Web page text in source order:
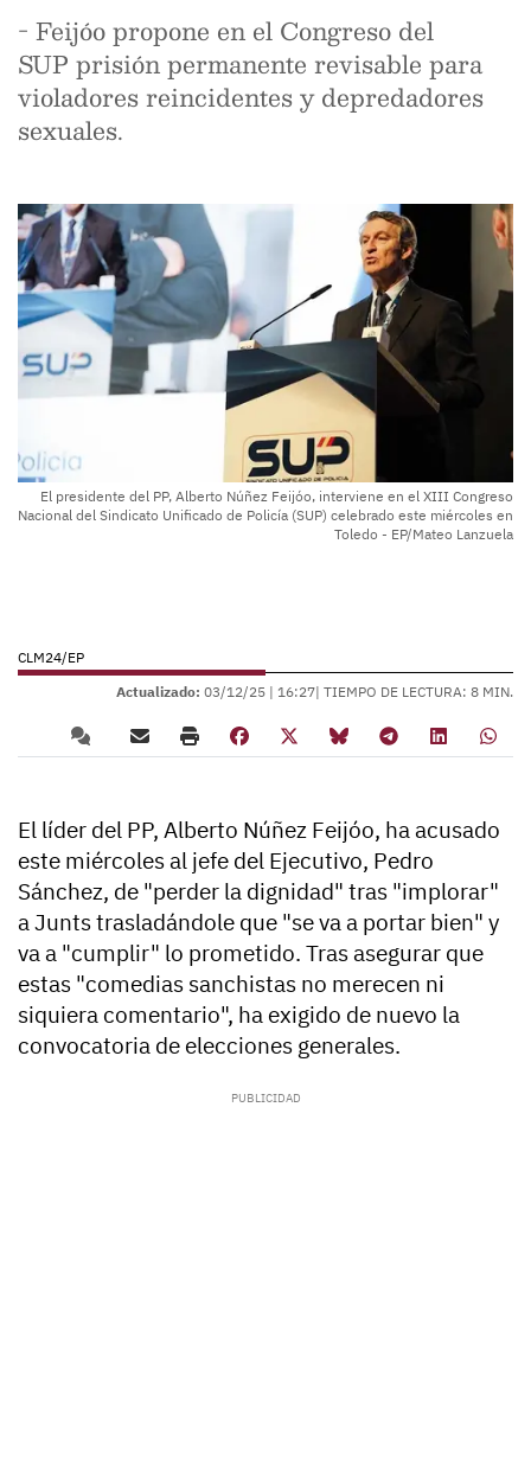
- Feijóo propone en el Congreso del
SUP prisión permanente revisable para
violadores reincidentes y depredadores
sexuales.
El presidente del PP, Alberto Núñez Feijóo, interviene en el XIII Congreso
Nacional del Sindicato Unificado de Policía (SUP) celebrado este miércoles en
Toledo - EP/Mateo Lanzuela
CLM24/EP
Actualizado: 03/12/25 | 16:27| TIEMPO DE LECTURA: 8 MIN.
El líder del PP, Alberto Núñez Feijóo, ha acusado
este miércoles al jefe del Ejecutivo, Pedro
Sánchez, de "perder la dignidad" tras "implorar"
a Junts trasladándole que "se va a portar bien" y
va a "cumplir" lo prometido. Tras asegurar que
estas "comedias sanchistas no merecen ni
siquiera comentario", ha exigido de nuevo la
convocatoria de elecciones generales.